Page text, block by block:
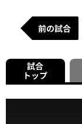
前の試合
試合
トップ